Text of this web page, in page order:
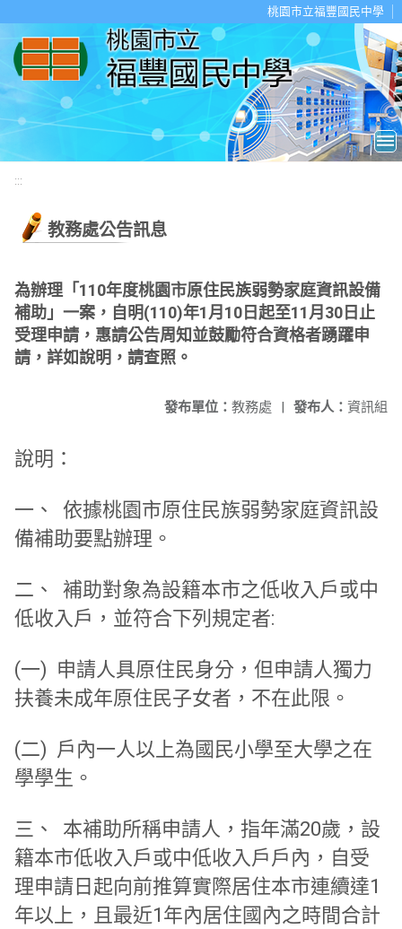
桃園市立福豐國民中學
:::
教務處公告訊息
為辦理「110年度桃園市原住民族弱勢家庭資訊設備
補助」一案，自明(110)年1月10日起至11月30日止
受理申請，惠請公告周知並鼓勵符合資格者踴躍申
請，詳如說明，請查照。
發布人： 資訊組
發布單位： 教務處 |
說明：
一、 依據桃園市原住民族弱勢家庭資訊設
備補助要點辦理。
二、 補助對象為設籍本市之低收入戶或中
低收入戶， 並符合下列規定者:
(一) 申請人具原住民身分，但申請人獨力
扶養未成年原住民子女者， 不在此限。
(二) 戶內一人以上為國民小學至大學之在
學學生。
三、 本補助所稱申請人，指年滿20歲， 設
籍本市低收入戶或中低收入戶戶內， 自受
理申請日起向前推算實際居住本市連續達1
年以上， 且最近1年內居住國內之時間合計